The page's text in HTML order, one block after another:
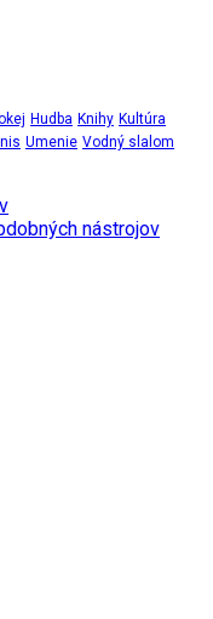
Hudba Knihy Kultúra
Umenie Vodný slalom
nástrojov